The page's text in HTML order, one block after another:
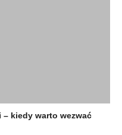
kiedy warto wezwać